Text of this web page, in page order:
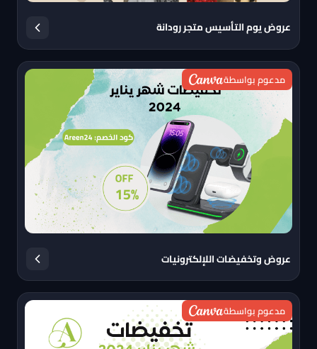
عروض يوم التأسيس متجر رودانة
مدعوم بواسطة
عروض وتخفيضات اللإلكترونيات
مدعوم بواسطة